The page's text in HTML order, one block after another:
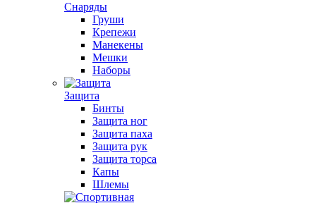
Снаряды
Груши
Крепежи
Манекены
Мешки
Наборы
Защита
Бинты
Защита ног
Защита паха
Защита рук
Защита торса
Капы
Шлемы